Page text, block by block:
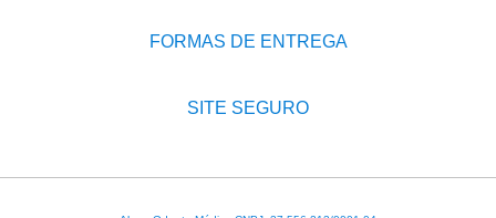
FORMAS DE ENTREGA
SITE SEGURO